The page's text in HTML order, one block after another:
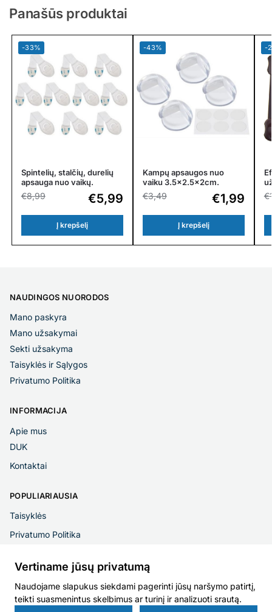
Panašūs produktai
-33%
Spintelių, stalčių, durelių
apsauga nuo vaikų.
€8,99 €5,99
Į krepšelį
-43%
Kampų apsaugos nuo
vaiku 3.5×2.5x2cm.
€3,49 €1,99
Į krepšelį
-
€
NAUDINGOS NUORODOS
Mano paskyra
Mano užsakymai
Sekti užsakyma
Taisyklės ir Sąlygos
Privatumo Politika
INFORMACIJA
Apie mus
DUK
Kontaktai
POPULIARIAUSIA
Taisyklės
Privatumo Politika
Apsaugos vaikams © 2025
Vertiname jūsų privatumą
Naudojame slapukus siekdami pagerinti jūsų naršymo patirtį,
teikti suasmenintus skelbimus ar turinį ir analizuoti srautą.